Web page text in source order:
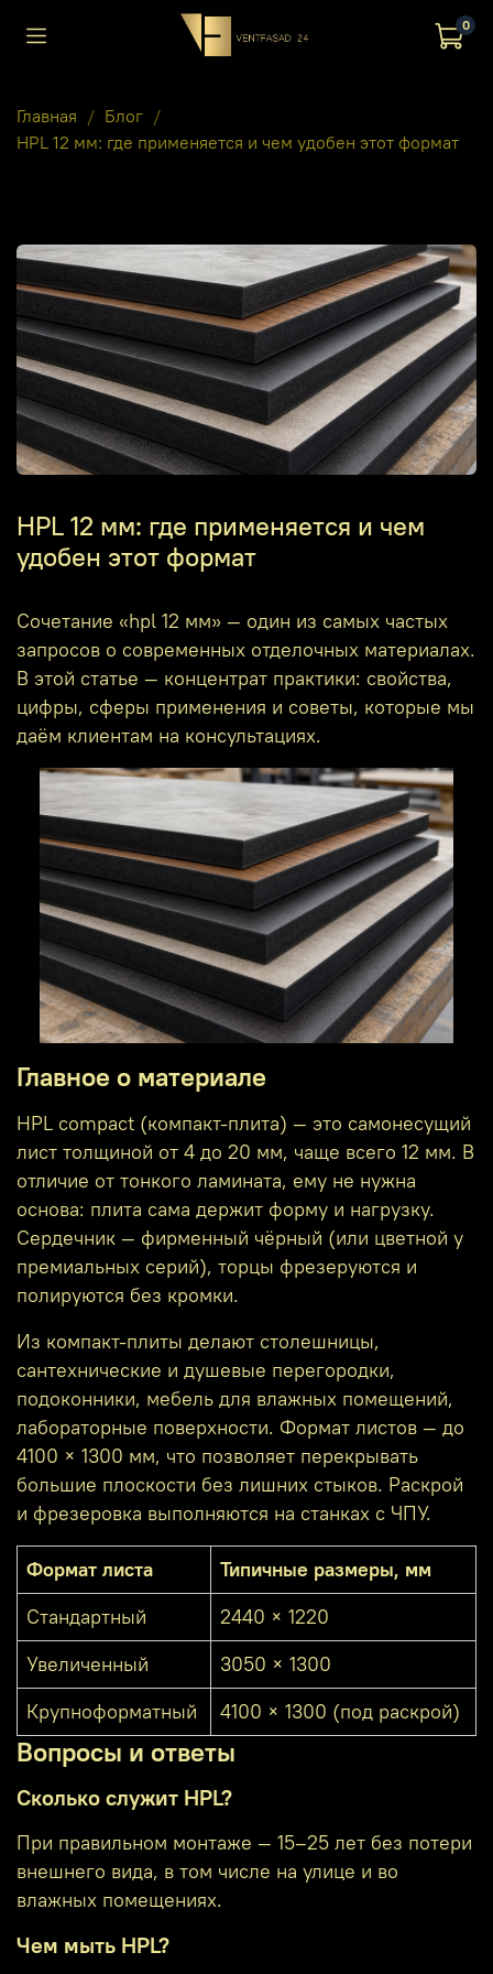
0
Главная
Блог
HPL 12 мм: где применяется и чем удобен этот формат
HPL 12 мм: где применяется и чем
удобен этот формат
Сочетание «hpl 12 мм» — один из самых частых
запросов о современных отделочных материалах.
В этой статье — концентрат практики: свойства,
цифры, сферы применения и советы, которые мы
даём клиентам на консультациях.
Главное о материале
HPL compact (компакт-плита) — это самонесущий
лист толщиной от 4 до 20 мм, чаще всего 12 мм. В
отличие от тонкого ламината, ему не нужна
основа: плита сама держит форму и нагрузку.
Сердечник — фирменный чёрный (или цветной у
премиальных серий), торцы фрезеруются и
полируются без кромки.
Из компакт-плиты делают столешницы,
сантехнические и душевые перегородки,
подоконники, мебель для влажных помещений,
лабораторные поверхности. Формат листов — до
4100 × 1300 мм, что позволяет перекрывать
большие плоскости без лишних стыков. Раскрой
и фрезеровка выполняются на станках с ЧПУ.
Формат листа
Типичные размеры, мм
Стандартный
2440 × 1220
Увеличенный
3050 × 1300
Крупноформатный
4100 × 1300 (под раскрой)
Вопросы и ответы
Сколько служит HPL?
При правильном монтаже — 15–25 лет без потери
внешнего вида, в том числе на улице и во
влажных помещениях.
Чем мыть HPL?